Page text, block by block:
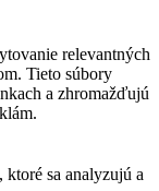
relevantných
Tieto súbory
a zhromažďujú
ktoré sa analyzujú a